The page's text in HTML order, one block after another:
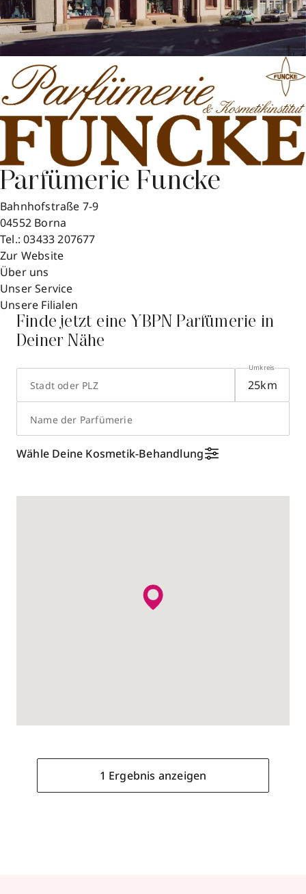
Parfümerie Funcke
Bahnhofstraße 7-9
04552 Borna
Tel.:03433 207677
Zur Website
Über uns
Unser Service
Unsere Filialen
Finde jetzt eine YBPN Parfümerie in
Deiner Nähe
Stadt oder PLZ
Umkreis
Name der Parfümerie
Wähle Deine Kosmetik-Behandlung
1 Ergebnis anzeigen